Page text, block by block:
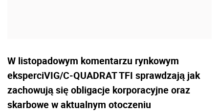
W listopadowym komentarzu rynkowym
eksperciVIG/C-QUADRAT TFI sprawdzają jak
zachowują się obligacje korporacyjne oraz
skarbowe w aktualnym otoczeniu